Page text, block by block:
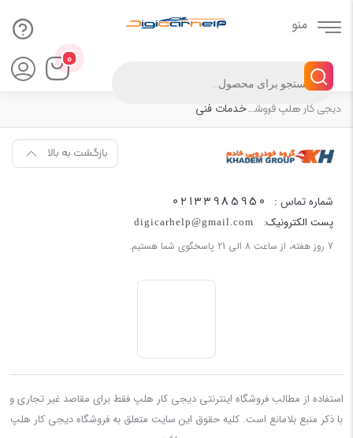
۰ Products
search
دیجی کار هلپ فروشگاه لوازم یدکی خودروخدمات فنی
بازگشت به بالا
شماره تماس : 02133985950
پست الکترونیک: digicarhelp@gmail.com
7 روز هفته، از ساعت 8 الی 21 پاسخگوی شما هستیم.
استفاده از مطالب فروشگاه اینترنتی دیجی کار هلپ فقط برای مقاصد غیر تجاری و
با ذکر منبع بلامانع است. کليه حقوق اين سايت متعلق به فروشگاه دیجی کار هلپ